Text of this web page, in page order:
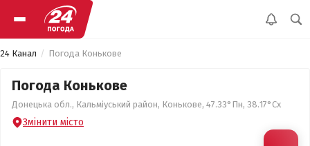
24 Канал Погода Конькове
Погода Конькове
Донецька обл., Кальміуський район, Конькове, 47.33°Пн, 38.17°Сх
Змінити місто